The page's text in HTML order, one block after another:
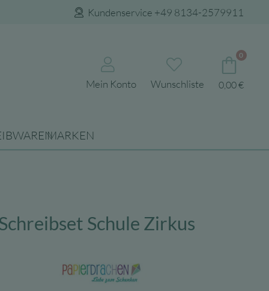
Kundenservice +49 8134-2579911
Mein Konto Wunschliste
0
0,00€
MARKEN
Schule Zirkus
Aktueller